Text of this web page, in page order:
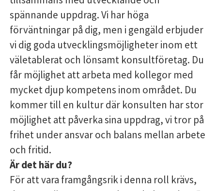
spännande uppdrag. Vi har höga
förväntningar på dig, men i gengäld erbjuder
vi dig goda utvecklingsmöjligheter inom ett
väletablerat och lönsamt konsultföretag. Du
får möjlighet att arbeta med kollegor med
mycket djup kompetens inom området. Du
kommer till en kultur där konsulten har stor
möjlighet att påverka sina uppdrag, vi tror på
frihet under ansvar och balans mellan arbete
och fritid.
Är det här du?
För att vara framgångsrik i denna roll krävs,